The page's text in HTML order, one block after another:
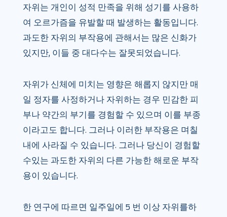
자위는 개인이 성적 만족을 위해 성기를 사용하
여 오르가즘을 유발할 때 발생하는 활동입니다.
과도한 자위의 부작용에 관해서는 많은 신화가
있지만, 이들 중 대다수는 잘못되었습니다.
자위가 신체에 미치는 영향은 해롭지 않지만 매
일 정자를 사정하거나 자위하는 경우 민감한 피
부나 약간의 부기를 경험할 수 있으며 이를 부종
이라고도 합니다. 그러나 이러한 부작용은 며칠
내에 사라질 수 있습니다. 그러나 당신이 경험할
수있는 과도한 자위의 다른 가능한 해로운 부작
용이 있습니다.
한 연구에 따르면 일주일에 5 번 이상 자위를하